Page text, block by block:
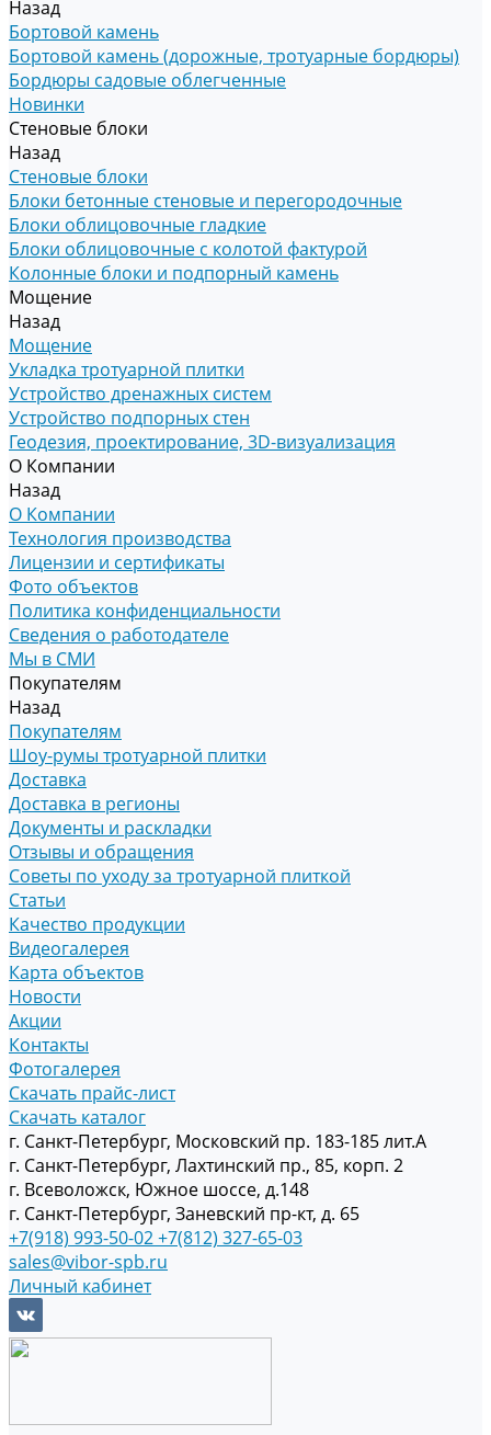
Назад
Бортовой камень
Бортовой камень (дорожные, тротуарные бордюры)
Бордюры садовые облегченные
Новинки
Стеновые блоки
Назад
Стеновые блоки
Блоки бетонные стеновые и перегородочные
Блоки облицовочные гладкие
Блоки облицовочные с колотой фактурой
Колонные блоки и подпорный камень
Мощение
Назад
Мощение
Укладка тротуарной плитки
Устройство дренажных систем
Устройство подпорных стен
Геодезия, проектирование, 3D-визуализация
О Компании
Назад
О Компании
Технология производства
Лицензии и сертификаты
Фото объектов
Политика конфиденциальности
Сведения о работодателе
Мы в СМИ
Покупателям
Назад
Покупателям
Шоу-румы тротуарной плитки
Доставка
Доставка в регионы
Документы и раскладки
Отзывы и обращения
Советы по уходу за тротуарной плиткой
Статьи
Качество продукции
Видеогалерея
Карта объектов
Новости
Акции
Контакты
Фотогалерея
Скачать прайс-лист
Скачать каталог
г. Санкт-Петербург, Московский пр. 183-185 лит.А
г. Санкт-Петербург, Лахтинский пр., 85, корп. 2
г. Всеволожск, Южное шоссе, д.148
г. Санкт-Петербург, Заневский пр-кт, д. 65
+7(918) 993-50-02+7(812) 327-65-03
sales@vibor-spb.ru
Личный кабинет